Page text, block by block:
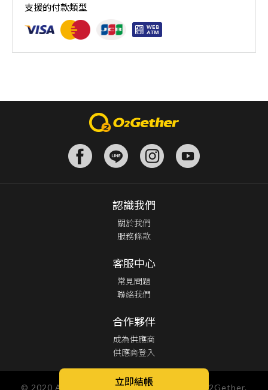
支援的付款類型
立即結帳
認識我們
關於我們
服務條款
客服中心
常見問題
聯絡我們
合作夥伴
成為供應商
供應商登入
© 2020 All Rights Reserved. Designed By O2Gether.